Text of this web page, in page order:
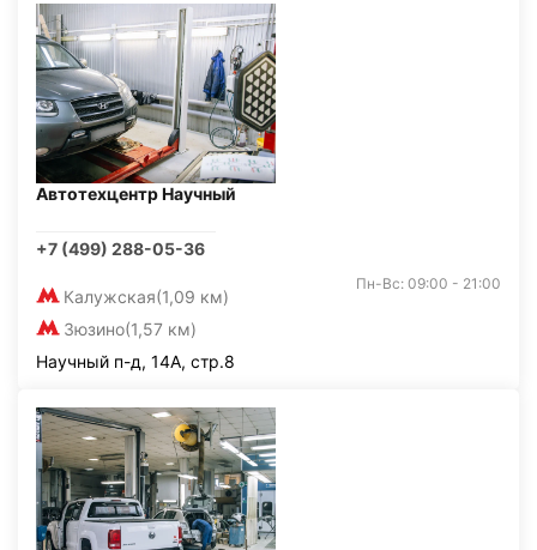
Автотехцентр Научный
+7 (499) 288-05-36
Калужская(1,09 км)
Зюзино(1,57 км)
Пн-Вс: 09:00 - 21:00
Научный п-д, 14А, стр.8